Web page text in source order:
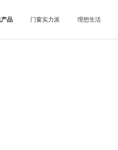
品 门窗实力派 理想生活